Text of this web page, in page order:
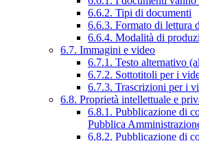
6.6.2. Tipi di documenti
6.6.3. Formato di lettura
6.6.4. Modalità di
6.7. Immagini e video
6.7.1. Testo alternativo
6.7.2. Sottotitoli per i
6.7.3. Trascrizioni per i
6.8. Proprietà intellettuale e
6.8.1. Pubblicazione di
Pubblica
6.8.2. Pubblicazione di